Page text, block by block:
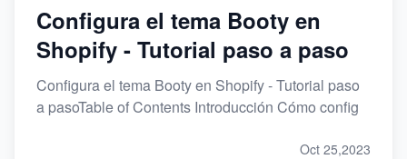
Configura el tema Booty en
Shopify - Tutorial paso a paso
Configura el tema Booty en Shopify - Tutorial paso
a pasoTable of Contents Introducción Cómo config
Oct 25,2023